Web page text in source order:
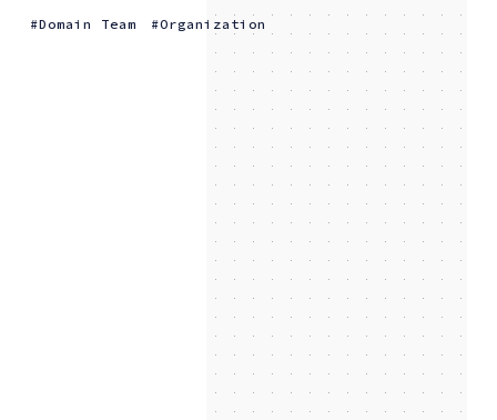
Domain Team Organization